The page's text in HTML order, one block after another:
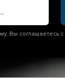
Вы соглашаетесь с